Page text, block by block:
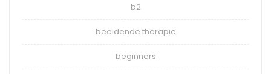
b2
beeldende therapie
beginners